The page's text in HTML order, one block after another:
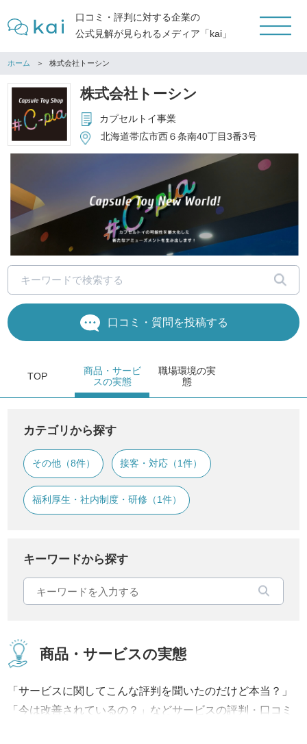
口コミ・評判に対する企業の
公式見解が見られるメディア「kai」
ホーム 株式会社トーシン
株式会社トーシン
カプセルトイ事業
北海道帯広市西６条南40丁目3番3号
口コミ・質問を投稿する
TOP
商品・サービ
スの実態
職場環境の実
態
カテゴリから探す
その他（8件） 接客・対応（1件）
福利厚生・社内制度・研修（1件）
キーワードから探す
商品・サービスの実態
「サービスに関してこんな評判を聞いたのだけど本当？」
「今は改善されているの？」などサービスの評判・口コミ